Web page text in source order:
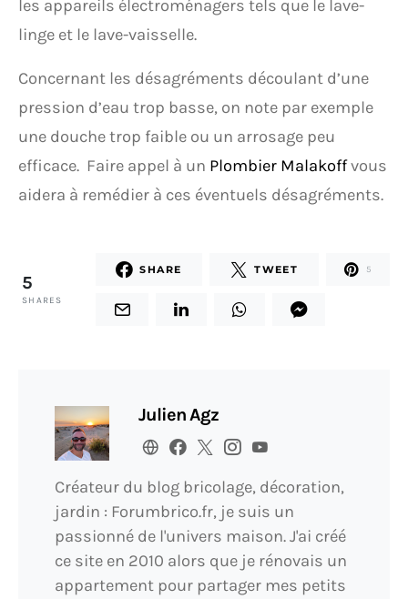
les appareils électroménagers tels que le lave-
linge et le lave-vaisselle.
Concernant les désagréments découlant d’une
pression d’eau trop basse, on note par exemple
une douche trop faible ou un arrosage peu
efficace. Faire appel à un Plombier Malakoffvous
aidera à remédier à ces éventuels désagréments.
5
SHARES
SHARE TWEET 5
Julien Agz
Créateur du blog bricolage, décoration,
jardin : Forumbrico.fr, je suis un
passionné de l'univers maison. J'ai créé
ce site en 2010 alors que je rénovais un
appartement pour partager mes petits